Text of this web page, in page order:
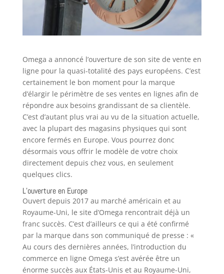
Omega a annoncé l’ouverture de son site de vente en
ligne pour la quasi-totalité des pays européens. C’est
certainement le bon moment pour la marque
d’élargir le périmètre de ses ventes en lignes afin de
répondre aux besoins grandissant de sa clientèle.
C’est d’autant plus vrai au vu de la situation actuelle,
avec la plupart des magasins physiques qui sont
encore fermés en Europe. Vous pourrez donc
désormais vous offrir le modèle de votre choix
directement depuis chez vous, en seulement
quelques clics.
L’ouverture en Europe
Ouvert depuis 2017 au marché américain et au
Royaume-Uni, le site d’Omega rencontrait déjà un
franc succès. C’est d’ailleurs ce qui a été confirmé
par la marque dans son communiqué de presse : «
Au cours des dernières années, l’introduction du
commerce en ligne Omega s’est avérée être un
énorme succès aux États-Unis et au Royaume-Uni,